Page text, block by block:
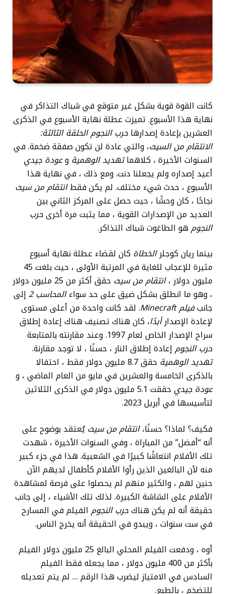
كانت القوة قوية بشكل غير متوقع في شباك التذاكر في
نهاية هذا الأسبوع. تميزت عطلة نهاية الأسبوع في الذكرى
العشرين بإعادة إصدارها حرب النجوم الحلقة الثالثة:
الانتقام من السيث، والتي عادة لن تكون صفقة ضخمة. في
السنوات الأخيرة ، كلاهماتهديد الوهمية وعودة جيدي
أعيد إصداره ولم يجعلنا دنت. ومع ذلك ، في نهاية هذا
الأسبوع ، حدث شيء مختلف. لم يكن فقطانتقام من سيث
نجاحًا ، كان وحشًا ، حيث حصل على المركز الثاني بين
العديد من الإصدارات القوية ، مما يثبت مرة أخرىحرب
النجومهو الطاغوت شباك التذاكر.
بينما ريان كوجلرالخطاة كان لقضاء عطلة نهاية أسبوع
مثيرة للإعجاب للغاية في المرتبة الأولى ، حيث بلغت 45
مليون دولار ،انتقام من سيث
حقق أكثر من 25 مليون دولار
، وهو ما انطلق بشكل ضيق على حد سواءالمحاسب 2 إلى
جانبفيلم Minecraft
. لقد كانت واحدة من أعلى مستوى
لإعادة الإصدارأبدًا، كان هناك تصنيف هناك إعادة إطلاق
سراح الإصدار الخاص لعام 1997. وعند مقارنته بالمتابعة
حرب النجومإعادة إطلاق النار ، حسنًا ، لا توجد مقارنة.
تهديد الوهمية
حقق 8.7 مليون دولار فقط ، احتفالا
بالذكرى الخامسة والعشرين في مايو من العام الماضي ، و
عودة جيدي
حققت 5.1 مليون دولار في الذكرى الثلاثين
لتأسيسها في أبريل 2023.
فكيف؟ لماذا؟ حسنًا،انتقام من سيث يُعتقد بوضوح على
أنه “أفضل” من المباراة ، وفي السنوات الأخيرة ، شهدت
تلك الأفلام انتعاشًا كبيرًا في الشعبية. هذا في جزء كبير
منه لأن البالغين الذين رأوا الأفلام كأطفال لديهم الآن
حنين لهم ، والكثير منهم لم يحصلوا على فرصة لمشاهدة
الأفلام على الشاشة الكبيرة. لذلك تلك الأشياء ، إلى جانب
حقيقة أنه لم يكن هناكحرب النجوم الفيلم في المسارح
في ست سنوات ، ويبدو في الحقيقة أنه يخرج الناس.
أوه ، ودفعت الفيلم المحلي البالغ 25 مليون دولار الفيلم
بأكثر من 400 مليون دولار ، مما يجعله فقط الفيلم
السادس في الامتياز ليضرب هذا الرقم … لم يتم تعديله
للتضخم ، بالطبع.